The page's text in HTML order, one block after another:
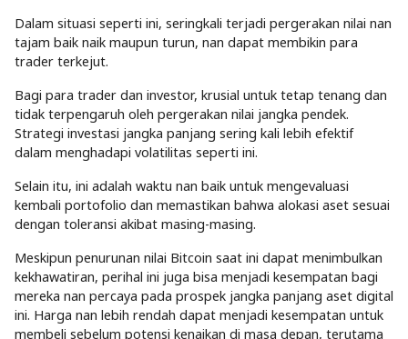
Dalam situasi seperti ini, seringkali terjadi pergerakan nilai nan
tajam baik naik maupun turun, nan dapat membikin para
trader terkejut.
Bagi para trader dan investor, krusial untuk tetap tenang dan
tidak terpengaruh oleh pergerakan nilai jangka pendek.
Strategi investasi jangka panjang sering kali lebih efektif
dalam menghadapi volatilitas seperti ini.
Selain itu, ini adalah waktu nan baik untuk mengevaluasi
kembali portofolio dan memastikan bahwa alokasi aset sesuai
dengan toleransi akibat masing-masing.
Meskipun penurunan nilai Bitcoin saat ini dapat menimbulkan
kekhawatiran, perihal ini juga bisa menjadi kesempatan bagi
mereka nan percaya pada prospek jangka panjang aset digital
ini. Harga nan lebih rendah dapat menjadi kesempatan untuk
membeli sebelum potensi kenaikan di masa depan, terutama